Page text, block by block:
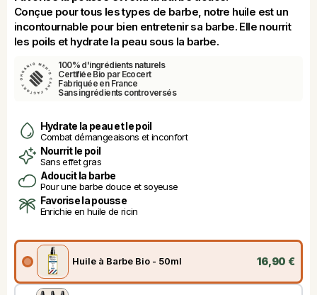
Conçue pour tous les types de barbe, notre huile est un
incontournable pour bien entretenir sa barbe. Elle nourrit
les poils et hydrate la peau sous la barbe.
100% d'ingrédients naturels
Certifiée Bio par Ecocert
Fabriquée en France
Sans ingrédients controversés
Hydrate la peau et le poil
Combat démangeaisons et inconfort
Nourrit le poil
Sans effet gras
Adoucit la barbe
Pour une barbe douce et soyeuse
Favorise la pousse
Enrichie en huile de ricin
Huile à Barbe Bio - 50ml 16,90 €